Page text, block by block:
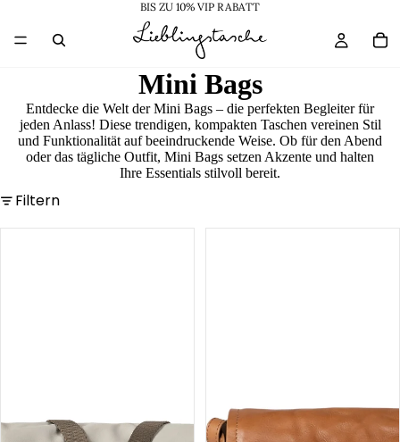
BIS ZU 10% VIP RABATT
Mini Bags
Entdecke die Welt der Mini Bags – die perfekten Begleiter für
jeden Anlass! Diese trendigen, kompakten Taschen vereinen Stil
und Funktionalität auf beeindruckende Weise. Ob für den Abend
oder das tägliche Outfit, Mini Bags setzen Akzente und halten
Ihre Essentials stilvoll bereit.
Filtern